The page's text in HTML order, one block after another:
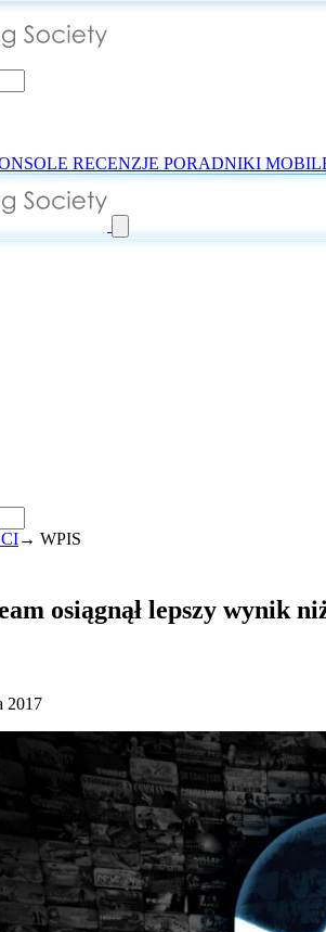
RECENZJE PORADNIKI
→ WPIS
osiągnął lepszy wynik
2017